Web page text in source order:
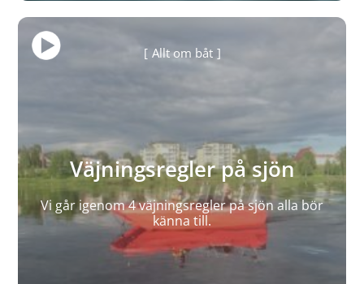
Allt om båt
Väjningsregler på sjön
Vi går igenom 4 väjningsregler på sjön alla bör
känna till.